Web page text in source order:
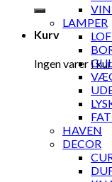
efter:
Kurv
Ingen varer i
LAMPER
HAVEN
DECOR